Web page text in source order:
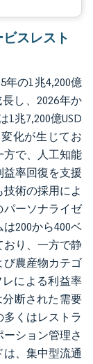
スレスト
年の1兆4,200億
し、2026年か
1兆7,200億USD
化が生じてお
方で、人工知能
率回復を支援
術の採用によ
パーソナライゼ
200から400ベ
おり、一方で静
び農産物カテゴ
レによる利益率
分断された需要
くはレストラ
ション管理さ
、集中型流通